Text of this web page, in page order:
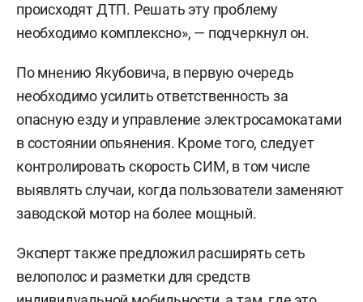
происходят ДТП. Решать эту проблему
необходимо комплексно», — подчеркнул он.
По мнению Якубовича, в первую очередь
необходимо усилить ответственность за
опасную езду и управление электросамокатами
в состоянии опьянения. Кроме того, следует
контролировать скорость СИМ, в том числе
выявлять случаи, когда пользователи заменяют
заводской мотор на более мощный.
Эксперт также предложил расширять сеть
велополос и разметки для средств